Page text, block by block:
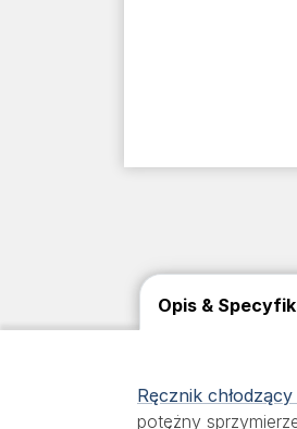
Ręcznik
potężny
Opis &